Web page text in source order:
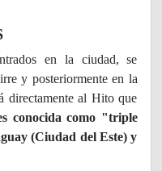
en la ciudad, se
y posteriormente en la
directamente al Hito que
conocida como "triple
(Ciudad del Este) y